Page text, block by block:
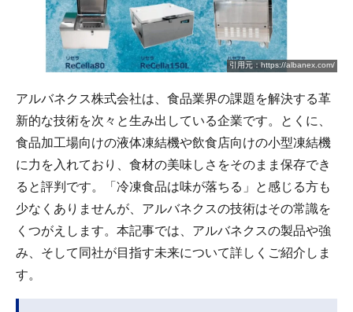
引用元：https://albanex.com/
アルバネクス株式会社は、食品業界の課題を解決する革
新的な技術を次々と生み出している企業です。とくに、
食品加工場向けの液体凍結機や飲食店向けの小型凍結機
に力を入れており、食材の美味しさをそのまま保存でき
ると評判です。「冷凍食品は味が落ちる」と感じる方も
少なくありませんが、アルバネクスの技術はその常識を
くつがえします。本記事では、アルバネクスの製品や強
み、そして同社が目指す未来について詳しくご紹介しま
す。